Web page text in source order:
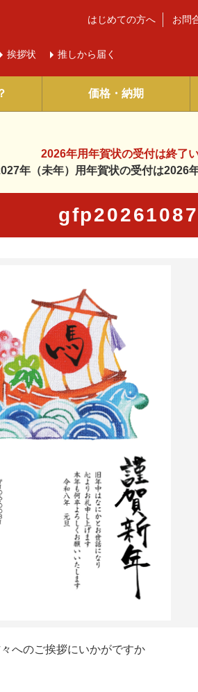
挨拶状 推しから届く
はじめての方へ お問
価格・納期
2026年用年賀状の受付は終了
年（未年）用年賀状の受付は2026
へのご挨拶にいかがですか